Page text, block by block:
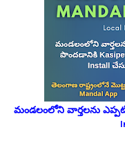
మండలంలోని వార్తలను